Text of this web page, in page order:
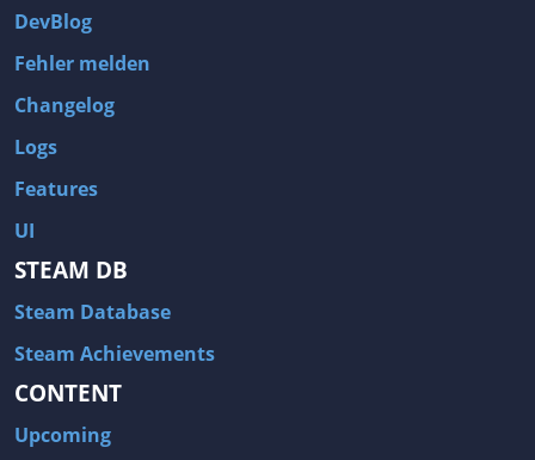
DevBlog
Fehler melden
Changelog
Logs
Features
UI
STEAM DB
Steam Database
Steam Achievements
CONTENT
Upcoming